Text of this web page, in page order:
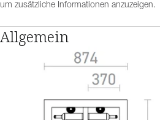
um zusätzliche Informationen anzuzeigen.
Allgemein